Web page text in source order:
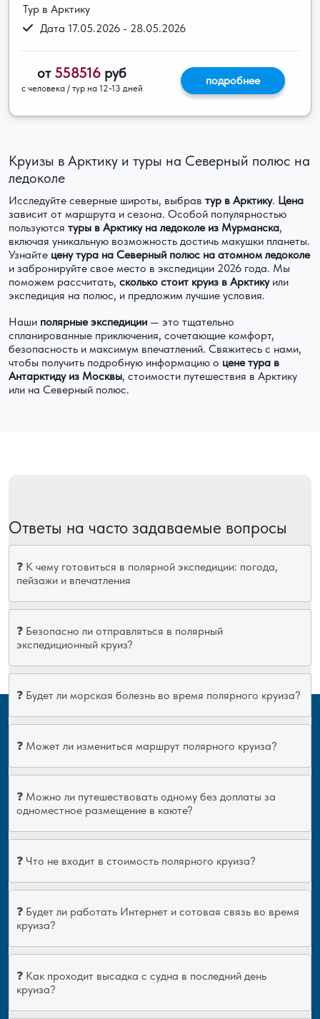
Тур в Арктику
Дата 17.05.2026 - 28.05.2026
от 558516 руб
с человека / тур на 12-13 дней
подробнее
Круизы в Арктику и туры на Северный полюс на
ледоколе
Исследуйте северные широты, выбрав тур в Арктику. Цена
зависит от маршрута и сезона. Особой популярностью
пользуются туры в Арктику на ледоколе из Мурманска,
включая уникальную возможность достичь макушки планеты.
Узнайте цену тура на Северный полюс на атомном ледоколе
и забронируйте свое место в экспедиции 2026 года. Мы
поможем рассчитать, сколько стоит круиз в Арктикуили
экспедиция на полюс, и предложим лучшие условия.
Наши полярные экспедиции — это тщательно
спланированные приключения, сочетающие комфорт,
безопасность и максимум впечатлений. Свяжитесь с нами,
чтобы получить подробную информацию о цене тура в
Антарктиду из Москвы, стоимости путешествия в Арктику
или на Северный полюс.
Ответы на часто задаваемые вопросы
❓ К чему готовиться в полярной экспедиции: погода,
пейзажи и впечатления
❓ Безопасно ли отправляться в полярный
экспедиционный круиз?
❓ Будет ли морская болезнь во время полярного круиза?
❓ Может ли измениться маршрут полярного круиза?
❓ Можно ли путешествовать одному без доплаты за
одноместное размещение в каюте?
❓ Что не входит в стоимость полярного круиза?
❓ Будет ли работать Интернет и сотовая связь во время
круиза?
❓ Как проходит высадка с судна в последний день
круиза?